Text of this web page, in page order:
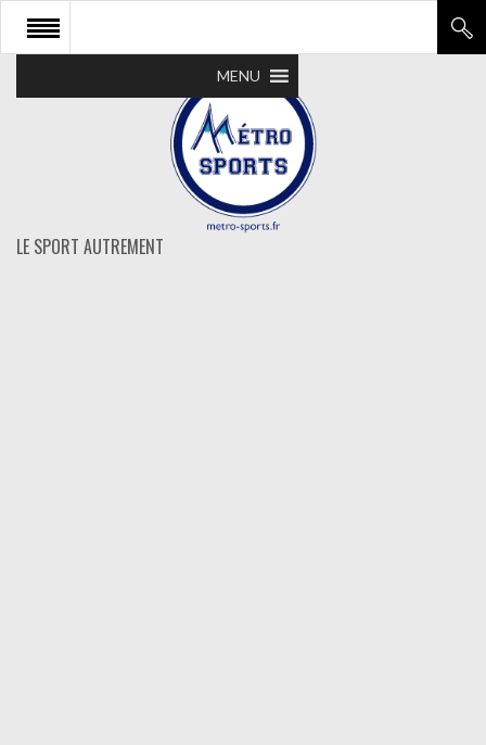
LE SPORT AUTREMENT
MENU